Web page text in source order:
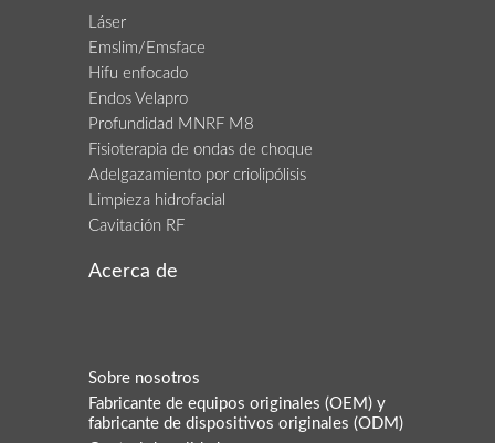
Láser
Emslim/Emsface
Hifu enfocado
Endos Velapro
Profundidad MNRF M8
Fisioterapia de ondas de choque
Adelgazamiento por criolipólisis
Limpieza hidrofacial
Cavitación RF
Acerca de
Sobre nosotros
Fabricante de equipos originales (OEM) y
fabricante de dispositivos originales (ODM)